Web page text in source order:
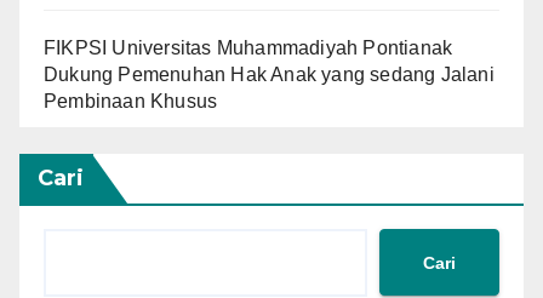
FIKPSI Universitas Muhammadiyah Pontianak
Dukung Pemenuhan Hak Anak yang sedang Jalani
Pembinaan Khusus
Cari
Cari